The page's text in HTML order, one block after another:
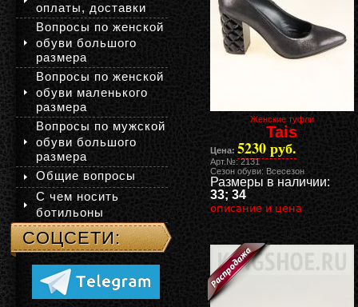
Женские туфли
Tais
Цена: 5230 руб.
Арт.№: 2131
Сезон обуви: Всесезон
Размеры в наличии:
33; 34
описание и цена
оплаты, доставки
Вопросы по женской
обуви большого
размера
Вопросы по женской
обуви маленького
размера
Вопросы по мужской
обуви большого
размера
Общие вопросы
С чем носить
ботильоны
СОЦСЕТИ: